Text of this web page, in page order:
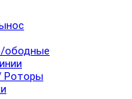
ободные
Роторы